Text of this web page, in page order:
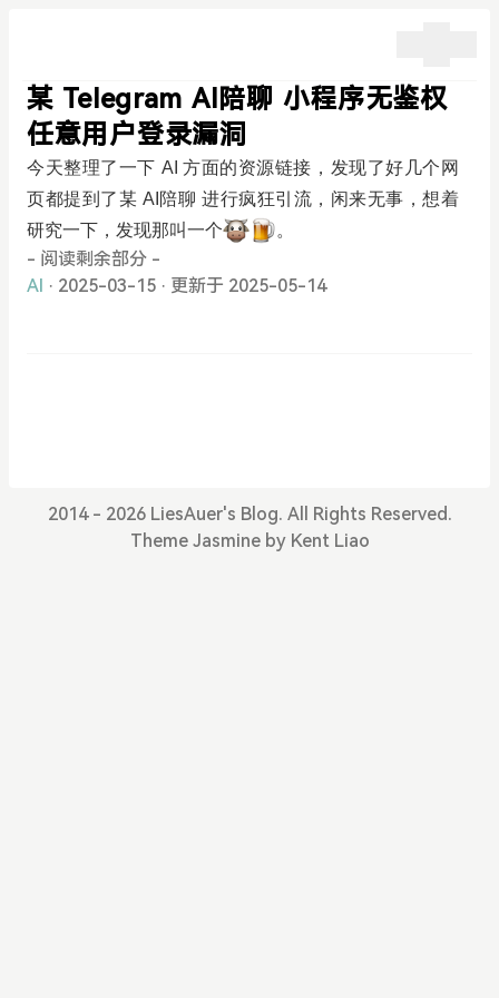
某 Telegram AI陪聊 小程序无鉴权
任意用户登录漏洞
今天整理了一下 AI 方面的资源链接，发现了好几个网
页都提到了某 AI陪聊 进行疯狂引流，闲来无事，想着
研究一下，发现那叫一个
。
- 阅读剩余部分 -
AI · 2025-03-15 · 更新于 2025-05-14
2014 - 2026 LiesAuer's Blog. All Rights Reserved.
Theme Jasmineby Kent Liao